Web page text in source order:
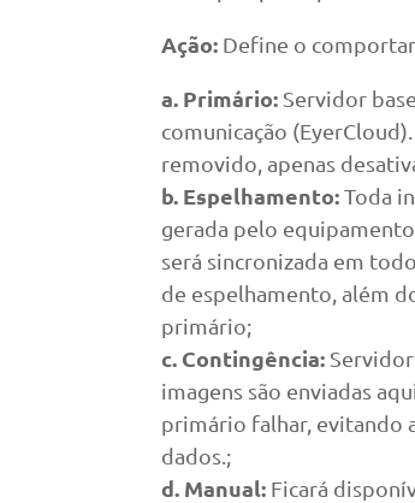
Ação: Define o
a. Primário: Servidor
comunicação
removido, apenas
b. Espelhamento:Toda
gerada pelo equipamento
será sincronizada em
de espelhamento, além
primário;
c. Contingência:
imagens são enviadas
primário falhar, evitando
dados.;
d. Manual: Ficará